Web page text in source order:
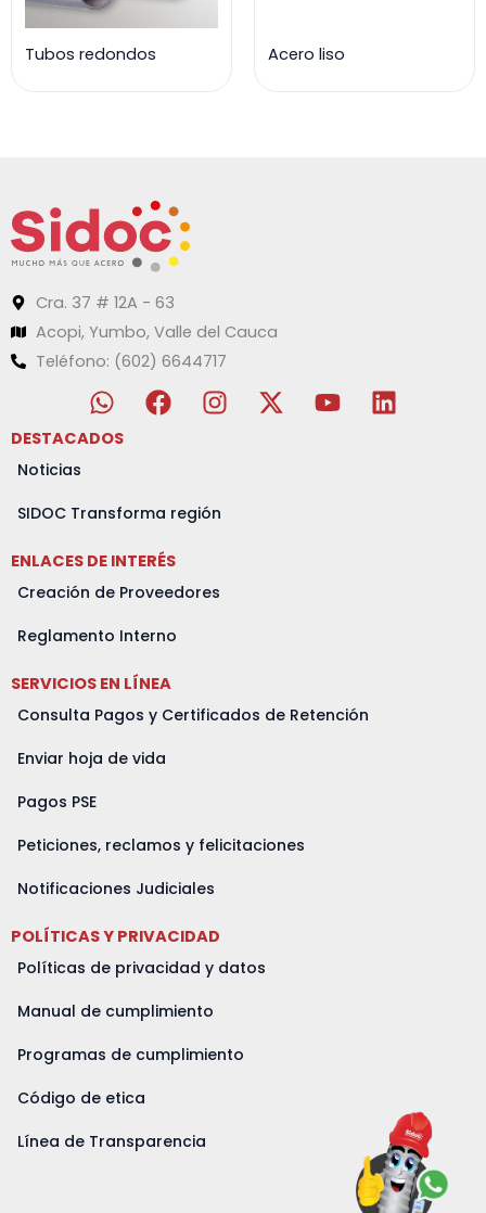
Tubos redondos Acero liso
Cra. 37 # 12A - 63
Acopi, Yumbo, Valle del Cauca
Teléfono: (602) 6644717
W
h
a
a
p
F
a
o
o
k
I
n
g
m
X
-
Y
o
L
i
DESTACADOS
Noticias
SIDOC Transforma región
ENLACES DE INTERÉS
Creación de Proveedores
Reglamento Interno
SERVICIOS EN LÍNEA
Consulta Pagos y Certificados de Retención
Enviar hoja de vida
Pagos PSE
Peticiones, reclamos y felicitaciones
Notificaciones Judiciales
POLÍTICAS Y PRIVACIDAD
Políticas de privacidad y datos
Manual de cumplimiento
Programas de cumplimiento
Código de etica
Línea de Transparencia